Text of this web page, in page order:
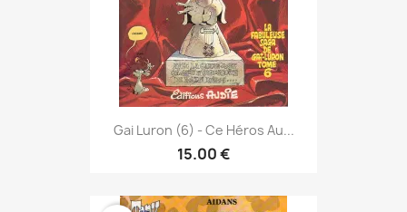
Gai Luron (6) - Ce Héros Au...
15.00 €